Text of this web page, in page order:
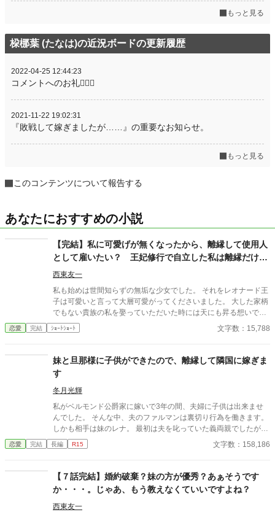
もっと見る
桗梛葉 (たなは)の近況ボードの更新履歴
2022-04-25 12:44:23
コメントへのお礼🙇‍♀️✨
2021-11-22 19:02:31
『敗戦して嫁ぎましたが……』の重要なお知らせ。
もっと見る
このコンテンツについて報告する
あなたにおすすめの小説
【完結】私に可愛げが無くなったから、離縁して使用人
として雇いたい？ 王妃修行で自立した私は離縁だけさ
せてもらいます。
西東友一
私も始めは世間知らずの無垢な少女でした。 それをレオナード王
子は可愛いと言って大層可愛がってくださいました。 大した家柄
でもない貴族の私を娶っていただいた時には天にも昇る想いでし
た。 だから、貴方様をお慕いしていた私は王妃としてこの国をよ
くしようと礼儀作法から始まり、国政に関わることまで勉強し、
未来のため。 ･･･なのに。 貴方様は、愛人と床を一緒にするよう
になりました。 貴方様に理由を聞いたら、「可愛げが無くなった
のが悪い」ですって？ 愛がない結婚生活などいりませんので、離
縁させていただきます。 そう、申し上げたら貴方様は―――
恋愛 完結 ｼｮｰﾄｼｮｰﾄ 文字数：15,788
妹と旦那様に子供ができたので、離縁して隣国に嫁ぎま
す
冬月光輝
私がベルモンド公爵家に嫁いで3年の間、夫婦に子供は出来ませ
んでした。 そんな中、夫のファルマンは裏切り行為を働きます。
しかも相手は妹のレナ。 最初は夫を叱っていた義両親でしたが、
レナに子供が出来たと知ると私を責めだしました。 夫も婚約中か
ら私からの愛は感じていないと口にしており、あの頃に婚約破棄
害する権利はないと言われて離縁させられてしまいます。 それか
らまもなくして、隣国の王子であるレオン殿下が我が家に現れま
した。 「約束どおり、私の妻になってもらうぞ」 確かにそんな約
束をした覚えがあるような気がしますが、殿下はまだ5歳だった
恋愛 完結 長編 R15 文字数：158,186
【７話完結】婚約破棄？妹の方が優秀？あぁそうです
か・・・。じゃあ、もう教えなくていいですよね？
西東友一